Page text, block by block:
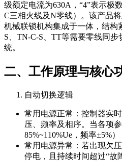
级额定电流为630A，“4”表示极
C三相火线及N零线）。该产品
机械联锁机构集成于一体，结构
S、TN-C-S、TT等需要零线同
统。
二、工作原理与核心
自动切换逻辑
常用电源正常：控制器实
压、频率及相序。当各项
85%~110%Ue，频率±5%
常用电源异常：若出现欠
停电，且持续时间超过“故